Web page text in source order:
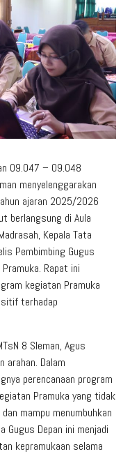
09.047 – 09.048
menyelenggarakan
ajaran 2025/2026
berlangsung di Aula
Kepala Tata
Pembimbing Gugus
Rapat ini
kegiatan Pramuka
terhadap
8 Sleman, Agus
arahan. Dalam
perencanaan program
Pramuka yang tidak
mampu menumbuhkan
Gugus Depan ini menjadi
kepramukaan selama